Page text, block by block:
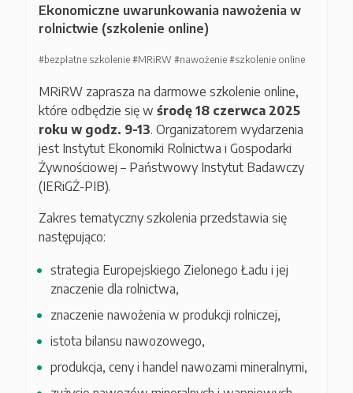
Ekonomiczne uwarunkowania nawożenia w
rolnictwie (szkolenie online)
#bezpłatne szkolenie #MRiRW #nawożenie #szkolenie online
MRiRW zaprasza na darmowe szkolenie online,
które odbędzie się w środę 18 czerwca 2025
roku w godz. 9-13. Organizatorem wydarzenia
jest Instytut Ekonomiki Rolnictwa i Gospodarki
Żywnościowej – Państwowy Instytut Badawczy
(IERiGŻ-PIB).
Zakres tematyczny szkolenia przedstawia się
następująco:
strategia Europejskiego Zielonego Ładu i jej
znaczenie dla rolnictwa,
znaczenie nawożenia w produkcji rolniczej,
istota bilansu nawozowego,
produkcja, ceny i handel nawozami mineralnymi,